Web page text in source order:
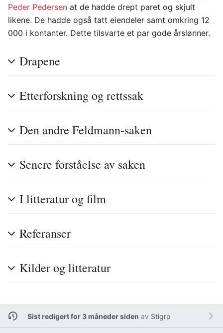
Peder Pedersen at de hadde drept paret og skjult
likene. De hadde også tatt eiendeler samt omkring 12
000 i kontanter. Dette tilsvarte et par gode årslønner.
Drapene
Etterforskning og rettssak
Den andre Feldmann-saken
Senere forståelse av saken
I litteratur og film
Referanser
Kilder og litteratur
Sist redigert for 3 måneder siden av Stigrp